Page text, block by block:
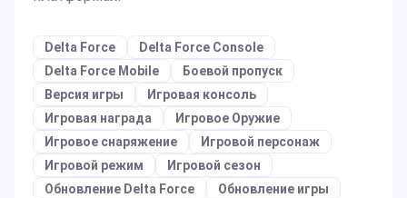
Delta Force
Delta Force Console
Delta Force Mobile
Боевой пропуск
Версия игры
Игровая консоль
Игровая награда
Игровое Оружие
Игровое снаряжение
Игровой персонаж
Игровой режим
Игровой сезон
Обновление Delta Force
Обновление игры